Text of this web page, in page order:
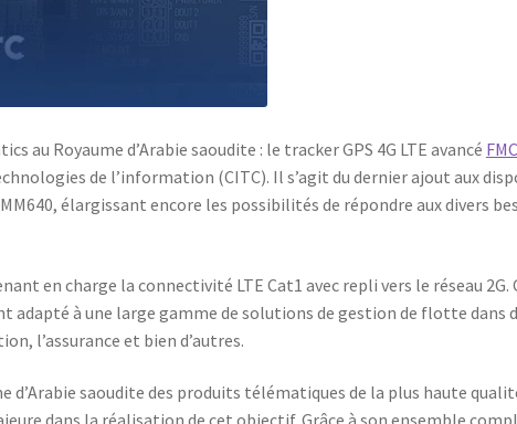
Royaume d’Arabie saoudite : le tracker GPS 4G LTE avancé
de l’information (CITC). Il s’agit du dernier ajout aux
élargissant encore les possibilités de répondre aux divers
en charge la connectivité LTE Cat1 avec repli vers le réseau 2G.
à une large gamme de solutions de gestion de flotte dans
l’assurance et bien d’autres.
d’Arabie saoudite des produits télématiques de la plus haute